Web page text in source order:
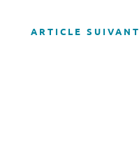
ARTICLE SUIVANT